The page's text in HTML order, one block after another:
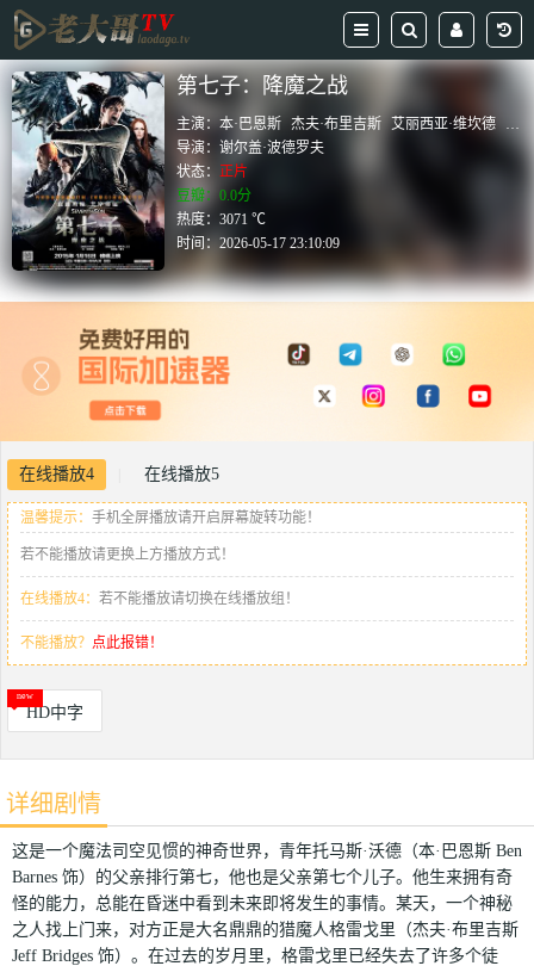
第七子：降魔之战
主演：本·巴恩斯 杰夫·布里吉斯 艾丽西亚·维坎德
朱
导演：谢尔盖·波德罗夫
状态：正片
豆瓣：0.0分
热度：3071 ℃
时间：2026-05-17 23:10:09
在线播放4 在线播放5
温馨提示： 手机全屏播放请开启屏幕旋转功能！
若不能播放请更换上方播放方式！
在线播放4： 若不能播放请切换在线播放组！
不能播放？ 点此报错！
HD中字
详细剧情
这是一个魔法司空见惯的神奇世界，青年托马斯·沃德（本·巴恩斯 Ben
Barnes 饰）的父亲排行第七，他也是父亲第七个儿子。他生来拥有奇
怪的能力，总能在昏迷中看到未来即将发生的事情。某天，一个神秘
之人找上门来，对方正是大名鼎鼎的猎魔人格雷戈里（杰夫·布里吉斯
Jeff Bridges 饰）。在过去的岁月里，格雷戈里已经失去了许多个徒